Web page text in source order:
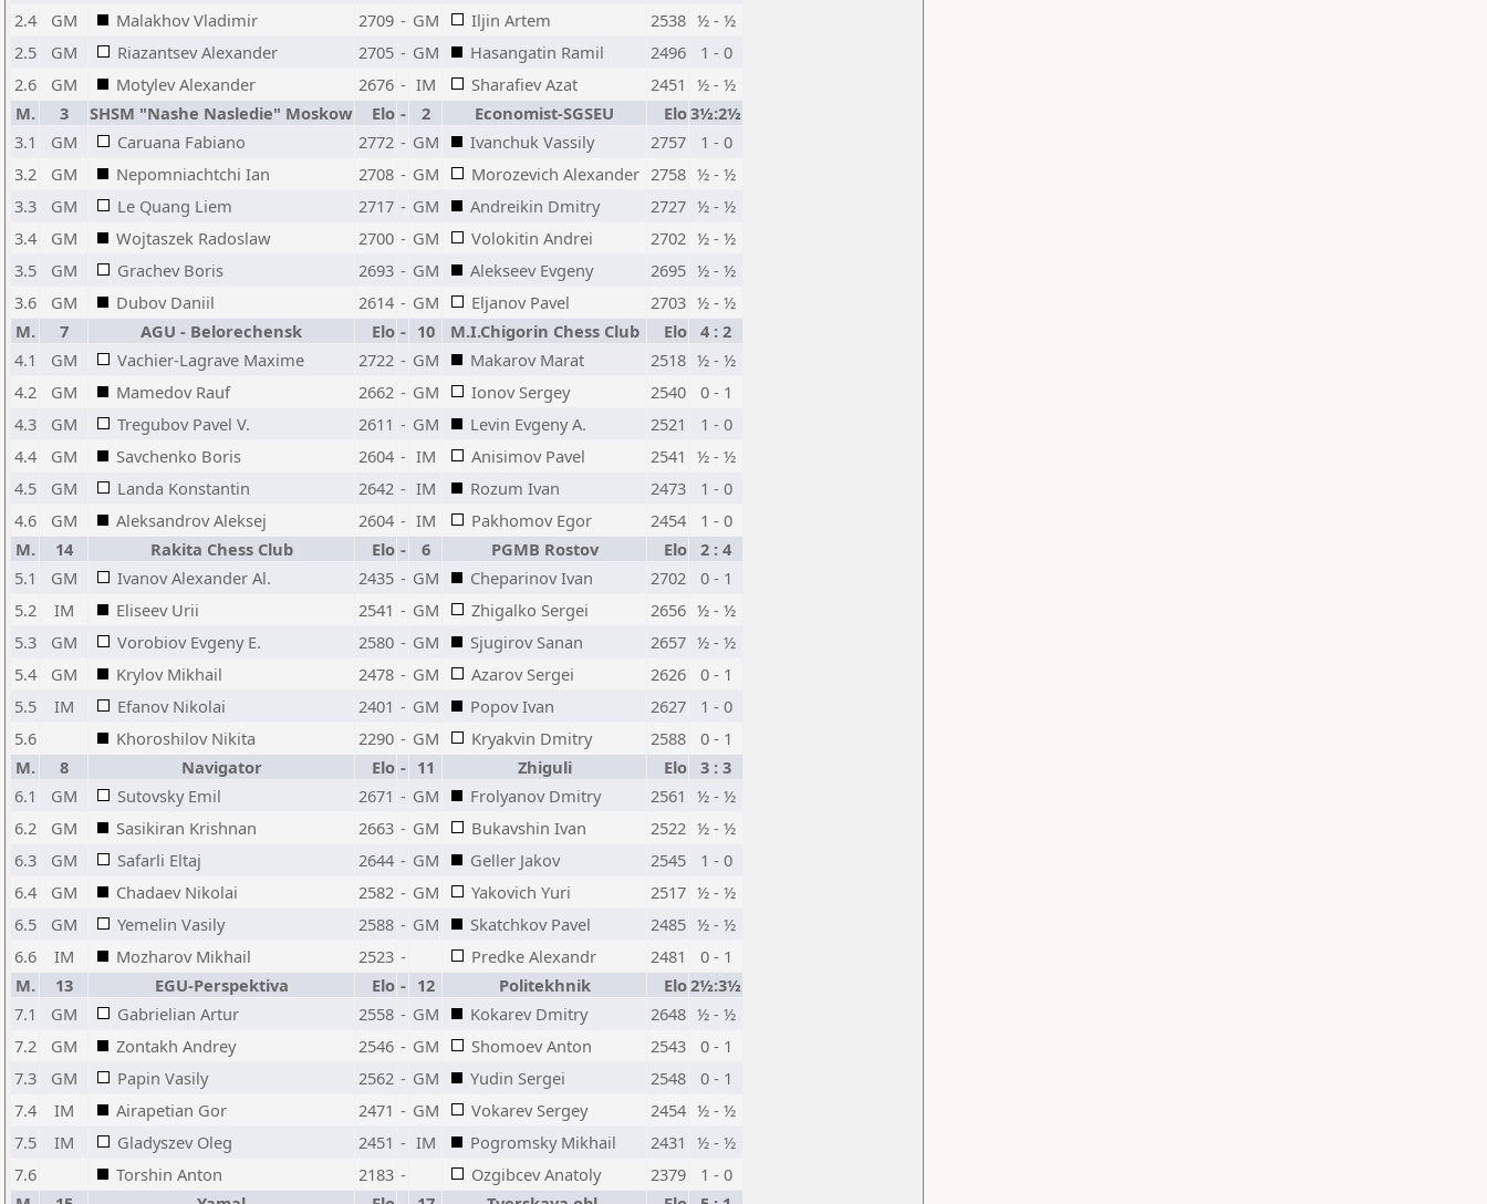
2.4
GM Malakhov Vladimir 2709 - GM Iljin Artem 2538 ½ - ½
2.5
GM Riazantsev Alexander 2705 - GM Hasangatin Ramil 2496
1 - 0
2.6
GM Motylev Alexander 2676 - IM Sharafiev Azat 2451 ½ - ½
M.
3 SHSM "Nashe Nasledie" Moskow Elo - 2 Economist-SGSEU Elo3½:2½
3.1
GM Caruana Fabiano 2772 - GM Ivanchuk Vassily 2757
1 - 0
3.2
GM Nepomniachtchi Ian 2708 - GM Morozevich Alexander 2758 ½ - ½
3.3
GM Le Quang Liem 2717 - GM Andreikin Dmitry 2727 ½ - ½
3.4
GM Wojtaszek Radoslaw 2700 - GM Volokitin Andrei 2702 ½ - ½
3.5
GM Grachev Boris 2693 - GM Alekseev Evgeny 2695 ½ - ½
3.6
GM Dubov Daniil 2614 - GM Eljanov Pavel 2703 ½ - ½
M.
7 AGU - Belorechensk Elo - 10 M.I.Chigorin Chess Club Elo 4 : 2
4.1
GM Vachier-Lagrave Maxime 2722 - GM Makarov Marat 2518 ½ - ½
4.2
GM Mamedov Rauf 2662 - GM Ionov Sergey 2540
0 - 1
4.3
GM Tregubov Pavel V. 2611 - GM Levin Evgeny A. 2521
1 - 0
4.4
GM Savchenko Boris 2604 - IM Anisimov Pavel 2541 ½ - ½
4.5
GM Landa Konstantin 2642 - IM Rozum Ivan 2473
1 - 0
4.6
GM Aleksandrov Aleksej 2604 - IM Pakhomov Egor 2454
1 - 0
M.
14 Rakita Chess Club Elo - 6 PGMB Rostov Elo 2 : 4
5.1
GM Ivanov Alexander Al. 2435 - GM Cheparinov Ivan 2702
0 - 1
5.2
IM Eliseev Urii 2541 - GM Zhigalko Sergei 2656 ½ - ½
5.3
GM Vorobiov Evgeny E. 2580 - GM Sjugirov Sanan 2657 ½ - ½
5.4
GM Krylov Mikhail 2478 - GM Azarov Sergei 2626
0 - 1
5.5
IM Efanov Nikolai 2401 - GM Popov Ivan 2627
1 - 0
5.6
Khoroshilov Nikita 2290 - GM Kryakvin Dmitry 2588
0 - 1
M.
8 Navigator Elo - 11 Zhiguli Elo 3 : 3
6.1
GM Sutovsky Emil 2671 - GM Frolyanov Dmitry 2561 ½ - ½
6.2
GM Sasikiran Krishnan 2663 - GM Bukavshin Ivan 2522 ½ - ½
6.3
GM Safarli Eltaj 2644 - GM Geller Jakov 2545
1 - 0
6.4
GM Chadaev Nikolai 2582 - GM Yakovich Yuri 2517 ½ - ½
6.5
GM Yemelin Vasily 2588 - GM Skatchkov Pavel 2485 ½ - ½
6.6
IM Mozharov Mikhail 2523 - Predke Alexandr 2481
0 - 1
M.
13 EGU-Perspektiva Elo - 12 Politekhnik Elo2½:3½
7.1
GM Gabrielian Artur 2558 - GM Kokarev Dmitry 2648 ½ - ½
7.2
GM Zontakh Andrey 2546 - GM Shomoev Anton 2543
0 - 1
7.3
GM Papin Vasily 2562 - GM Yudin Sergei 2548
0 - 1
7.4
IM Airapetian Gor 2471 - GM Vokarev Sergey 2454 ½ - ½
7.5
IM Gladyszev Oleg 2451 - IM Pogromsky Mikhail 2431 ½ - ½
7.6
Torshin Anton 2183 - Ozgibcev Anatoly 2379
1 - 0